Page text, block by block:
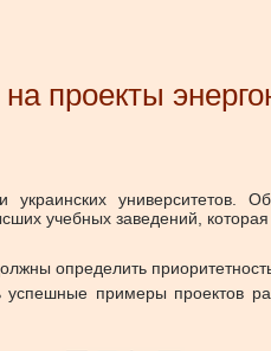
проекты
университетов.
учебных заведений,
определить
примеры проектов